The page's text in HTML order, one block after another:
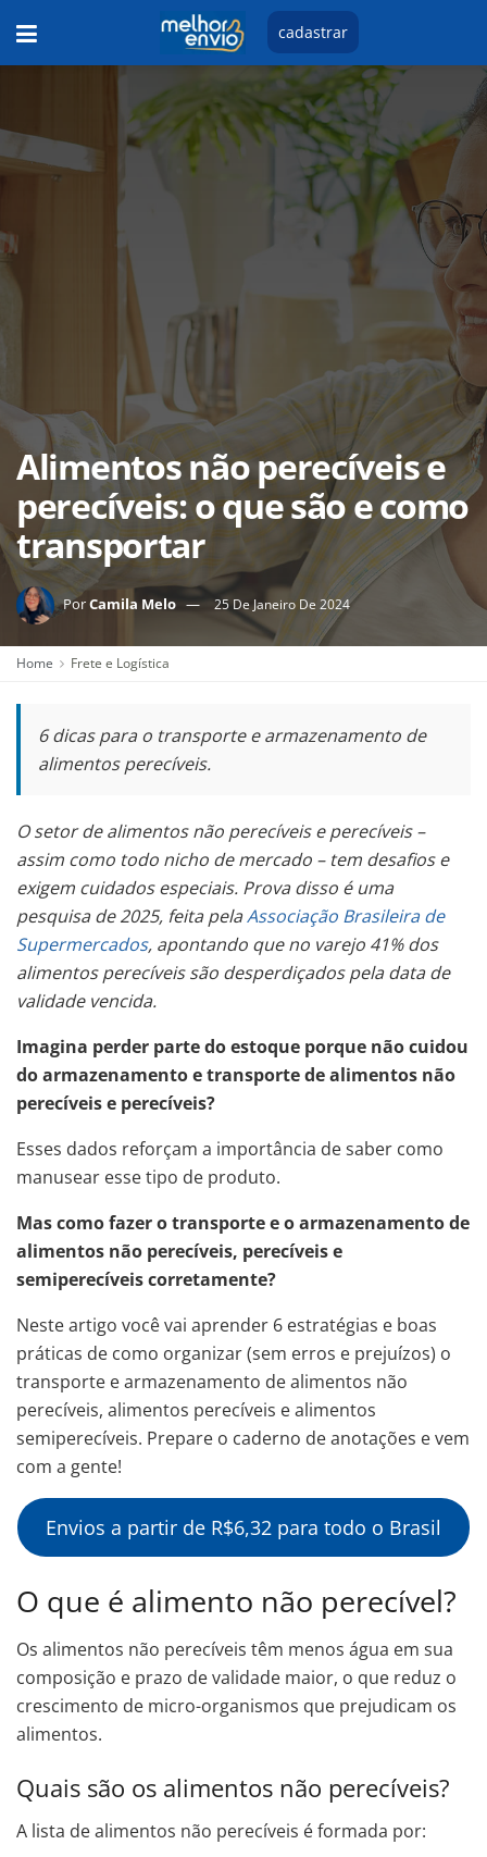
cadastrar
Alimentos não perecíveis e
perecíveis: o que são e como
transportar
PorCamila Melo 25 De Janeiro De 2024
Home Frete e Logística
6 dicas para o transporte e armazenamento de
alimentos perecíveis.
O setor de alimentos não perecíveis e perecíveis –
assim como todo nicho de mercado – tem desafios e
exigem cuidados especiais. Prova disso é uma
pesquisa de 2025, feita pelaAssociação Brasileira de
Supermercados, apontando que no varejo 41% dos
alimentos perecíveis são desperdiçados pela data de
validade vencida.
Imagina perder parte do estoque porque não cuidou
do armazenamento e transporte de alimentos não
perecíveis e perecíveis?
Esses dados reforçam a importância de saber como
manusear esse tipo de produto.
Mas como fazer o transporte e o armazenamento de
alimentos não perecíveis, perecíveise
semiperecíveiscorretamente?
Neste artigo você vai aprender 6 estratégias e boas
práticas de como organizar (sem erros e prejuízos) o
transporte e armazenamento de alimentos não
perecíveis, alimentos perecíveis e alimentos
semiperecíveis. Prepare o caderno de anotações e vem
com a gente!
Envios a partir de R$6,32 para todo o Brasil
O que é alimento não perecível?
Os alimentos não perecíveis têm menos água em sua
composição e prazo de validade maior, o que reduz o
crescimento de micro-organismos que prejudicam os
alimentos.
Quais são os alimentos não perecíveis?
A lista de alimentos não perecíveis é formada por: